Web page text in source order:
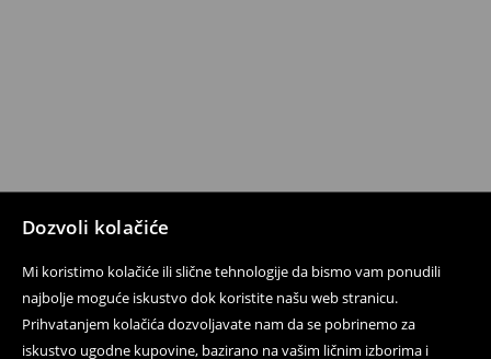
Dozvoli kolačiće
Mi koristimo kolačiće ili slične tehnologije da bismo vam ponudili
najbolje moguće iskustvo dok koristite našu web stranicu.
Prihvatanjem kolačića dozvoljavate nam da se pobrinemo za
iskustvo ugodne kupovine, bazirano na vašim ličnim izborima i